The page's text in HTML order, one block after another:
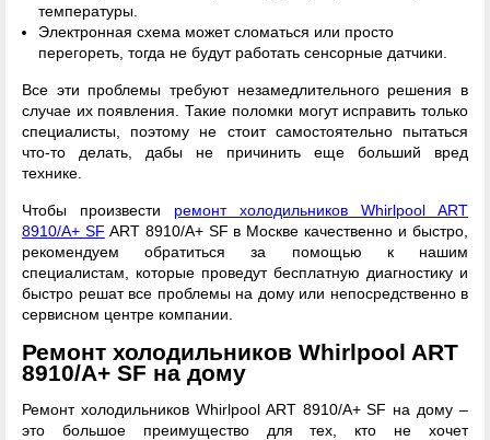
температуры.
Электронная схема может сломаться или просто
перегореть, тогда не будут работать сенсорные датчики.
Все эти проблемы требуют незамедлительного решения в
случае их появления. Такие поломки могут исправить только
специалисты, поэтому не стоит самостоятельно пытаться
что-то делать, дабы не причинить еще больший вред
технике.
Чтобы произвести ремонт холодильников Whirlpool ART
8910/A+ SF ART 8910/A+ SF в Москве качественно и быстро,
рекомендуем обратиться за помощью к нашим
специалистам, которые проведут бесплатную диагностику и
быстро решат все проблемы на дому или непосредственно в
сервисном центре компании.
Ремонт холодильников Whirlpool ART
8910/A+ SF на дому
Ремонт холодильников Whirlpool ART 8910/A+ SF на дому –
это большое преимущество для тех, кто не хочет